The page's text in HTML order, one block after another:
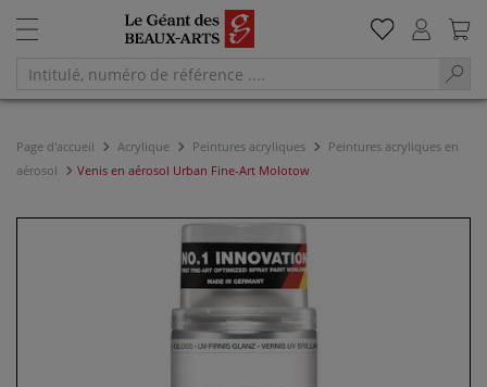
Page d'accueil Acrylique Peintures acryliques
Peintures acryliques en
aérosol
Venis en aérosol Urban Fine-Art Molotow